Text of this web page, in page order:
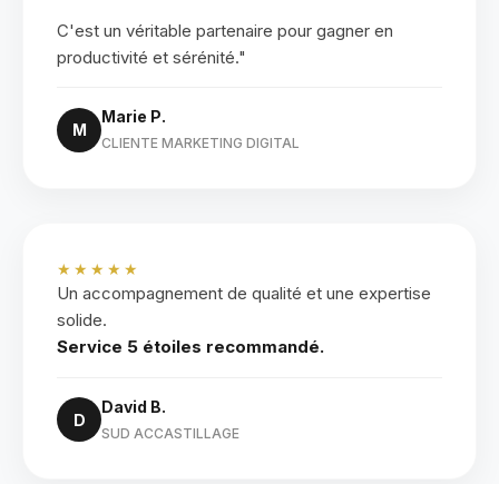
C'est un véritable partenaire pour gagner en
productivité et sérénité."
M
Marie P.
CLIENTE MARKETING DIGITAL
★★★★★
Un accompagnement de qualité et une expertise
solide.
Service 5 étoiles recommandé.
D
David B.
SUD ACCASTILLAGE